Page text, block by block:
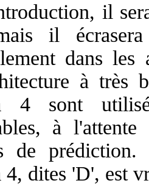
il
il
dans les
à très
4 sont
à
de
4, dites 'D', est